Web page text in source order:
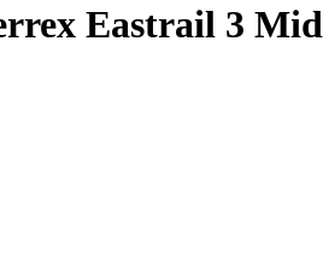
Eastrail 3 Mid